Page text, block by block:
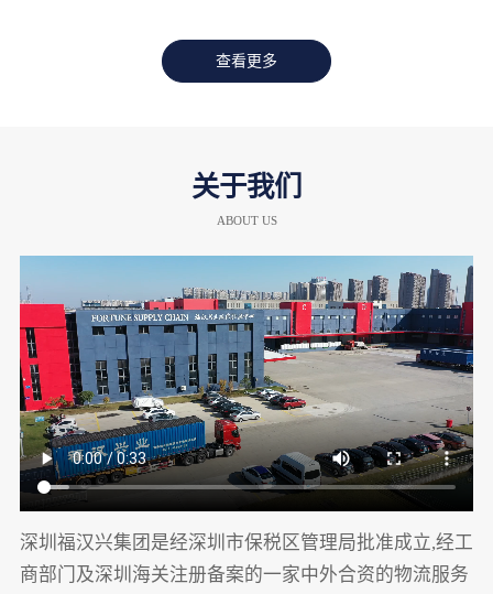
查看更多
关于我们
ABOUT US
深圳福汉兴集团是经深圳市保税区管理局批准成立,经工
商部门及深圳海关注册备案的一家中外合资的物流服务